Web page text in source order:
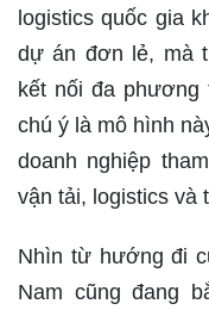
logistics quốc gia
dự án đơn lẻ, mà
kết nối đa
chú ý là mô hình
doanh nghiệp
vận tải, logistics và
Nhìn từ hướng đi
Nam cũng đang